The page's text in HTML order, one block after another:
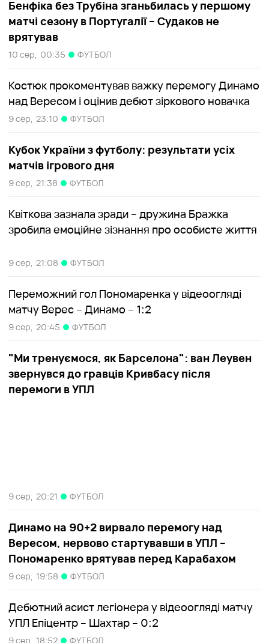
Бенфіка без Трубіна зганьбилась у першому
матчі сезону в Португалії – Судаков не
врятував
10 сер, 00:35 ФУТБОЛ
Костюк прокоментував важку перемогу Динамо
над Вересом і оцінив дебют зіркового новачка
9 сер, 23:10 ФУТБОЛ
Кубок України з футболу: результати усіх
матчів ігрового дня
9 сер, 21:38 ФУТБОЛ
Квіткова зазнала зради – дружина Бражка
зробила емоційне зізнання про особисте життя
9 сер, 21:08 ФУТБОЛ
Переможний гол Пономаренка у відеоогляді
матчу Верес – Динамо – 1:2
9 сер, 20:45 ФУТБОЛ
"Ми тренуємося, як Барселона": ван Леувен
звернувся до гравців Кривбасу після
перемоги в УПЛ
9 сер, 20:21 ФУТБОЛ
Динамо на 90+2 вирвало перемогу над
Вересом, нервово стартувавши в УПЛ –
Пономаренко врятував перед Карабахом
9 сер, 19:58 ФУТБОЛ
Дебютний асист легіонера у відеоогляді матчу
УПЛ Епіцентр – Шахтар – 0:2
9 сер, 18:52 ФУТБОЛ